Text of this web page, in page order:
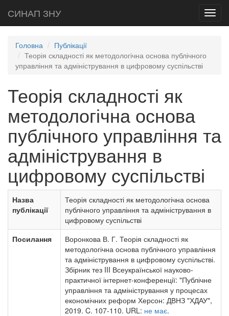
СИНАП ЗНУ
Головна
Публікації
Теорія складності як методологічна основа публічного
управління та адміністрування в цифровому суспільстві
Теорія складності як
методологічна основа
публічного управління та
адміністрування в
цифровому суспільстві
Назва
публікації
Теорія складності як методологічна основа
публічного управління та адміністрування в
цифровому суспільстві
Посилання
Воронкова В. Г. Теорія складності як
методологічна основа публічного управління
та адміністрування в цифровому суспільстві.
Збірник тез III Всеукраїнської науково-
практичної інтернет-конференції: "Публічне
управління та адміністрування у процесах
економічних реформ Херсон: ДВНЗ "ХДАУ",
2019. C. 107-110. URL: не має.